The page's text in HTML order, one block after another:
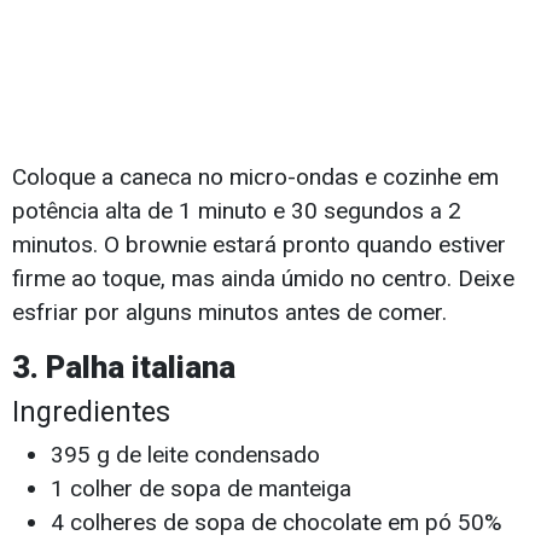
Coloque a caneca no micro-ondas e cozinhe em
potência alta de 1 minuto e 30 segundos a 2
minutos. O brownie estará pronto quando estiver
firme ao toque, mas ainda úmido no centro. Deixe
esfriar por alguns minutos antes de comer.
3. Palha italiana
Ingredientes
395 g de leite condensado
1 colher de sopa de manteiga
4 colheres de sopa de chocolate em pó 50%